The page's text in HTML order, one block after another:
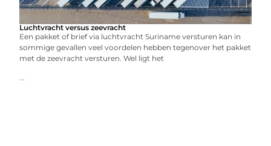
Luchtvracht versus zeevracht
Een pakket of brief via luchtvracht Suriname versturen kan in
sommige gevallen veel voordelen hebben tegenover het pakket
met de zeevracht versturen. Wel ligt het
...